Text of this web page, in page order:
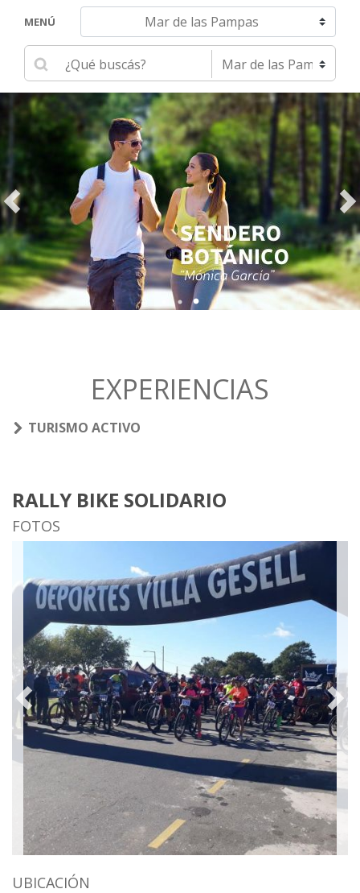
MENÚ Navegar hacia otra localidad
Ingrese su búsqueda Seleccione una localidad
EXPERIENCIAS
TURISMO ACTIVO
RALLY BIKE SOLIDARIO
FOTOS
UBICACIÓN